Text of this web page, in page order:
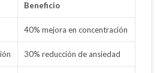
Beneficio
40% mejora en concentración
30% reducción de ansiedad